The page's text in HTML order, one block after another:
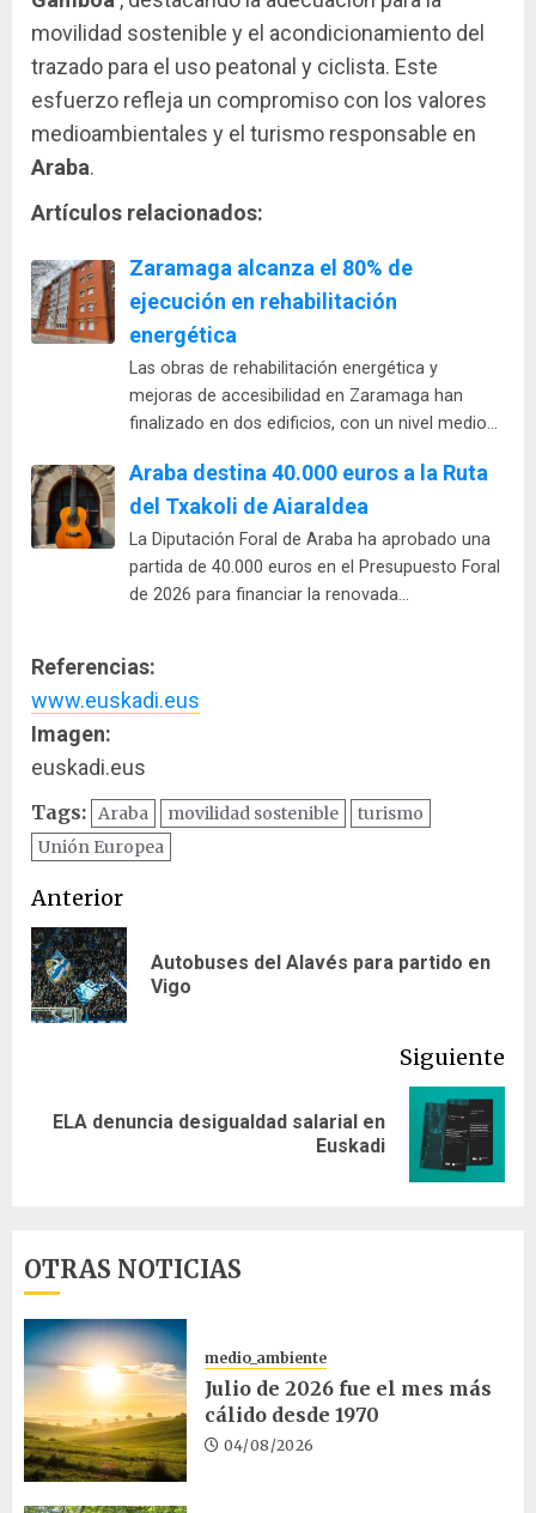
movilidad sostenible y el acondicionamiento del
trazado para el uso peatonal y ciclista. Este
esfuerzo refleja un compromiso con los valores
medioambientales y el turismo responsable en
Araba.
Artículos relacionados:
Zaramaga alcanza el 80% de
ejecución en rehabilitación
energética
Las obras de rehabilitación energética y
mejoras de accesibilidad en Zaramaga han
finalizado en dos edificios, con un nivel medio…
Araba destina 40.000 euros a la Ruta
del Txakoli de Aiaraldea
La Diputación Foral de Araba ha aprobado una
partida de 40.000 euros en el Presupuesto Foral
de 2026 para financiar la renovada…
Referencias:
www.euskadi.eus
Imagen:
euskadi.eus
Tags: Araba movilidad sostenible
turismo
Unión Europea
Navegación
de
entradas
Anterior
Autobuses del Alavés para partido en
Vigo
Siguiente
Siguiente
ELA denuncia desigualdad salarial en
Euskadi
OTRAS NOTICIAS
medio_ambiente
Julio de 2026 fue el mes más
cálido desde 1970
04/08/2026